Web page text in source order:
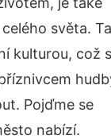
světa.
kulturou, což
Pojďme se
nabízí.